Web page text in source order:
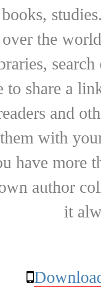
the
to share a
and
with
have more
author
it